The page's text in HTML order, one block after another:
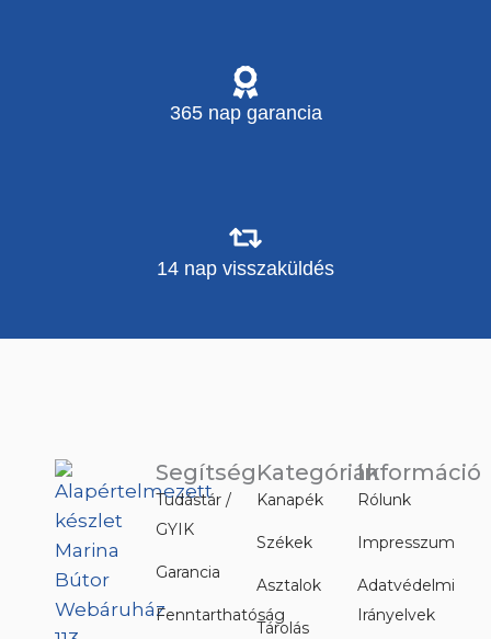
365 nap garancia
14 nap visszaküldés
Segítség
Tudástár /
GYIK
Garancia
Fenntarthatóság
Kategóriák
Kanapék
Székek
Asztalok
Tárolás
Információ
Rólunk
Impresszum
Adatvédelmi
Irányelvek